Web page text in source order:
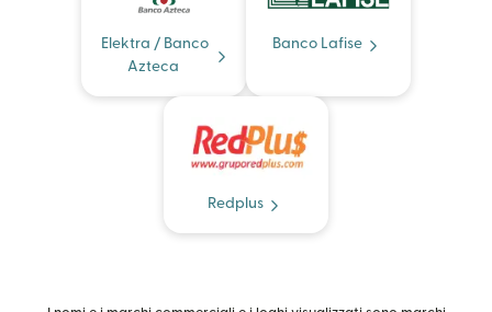
Elektra / Banco
Azteca
Banco Lafise
Redplus